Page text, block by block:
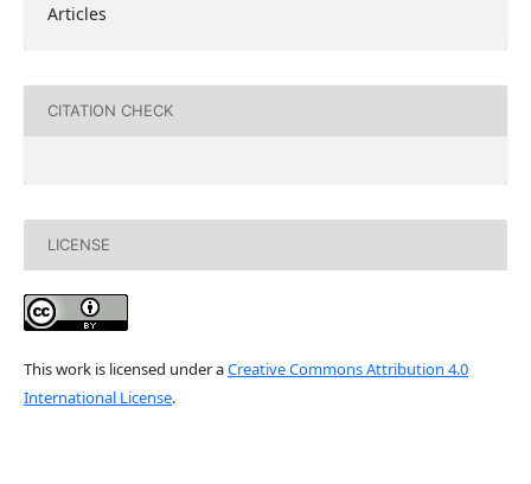
Articles
CITATION CHECK
LICENSE
This work is licensed under aCreative Commons Attribution 4.0
International License.